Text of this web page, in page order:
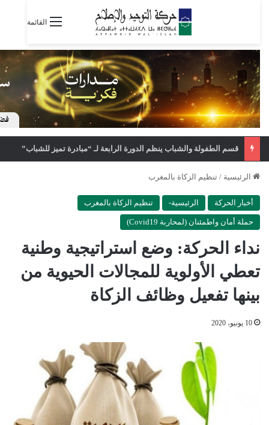
القائمة
قسم الطفولة والشباب ينظم الدورة الرابعة لـ “مبادرة تميز للشباب”
الرئيسية / تنظيم الزكاة بالمغرب
أخبار الحركة الرئيسية- تنظيم الزكاة بالمغرب
حملة أمان واطمئنان (لمحاربة Covid19)
نداء الحركة: وضع استراتيجية وطنية
تعطي الأولوية للمجالات الحيوية من
بينها تفعيل وظائف الزكاة
10 يونيو، 2020